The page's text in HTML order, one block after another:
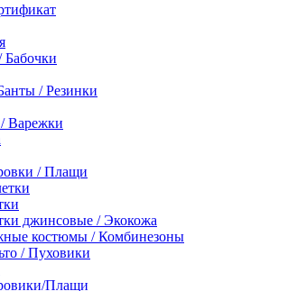
Бабочки
/ Резинки
Варежки
/ Плащи
джинсовые / Экокожа
костюмы / Комбинезоны
/ Пуховики
Плащи